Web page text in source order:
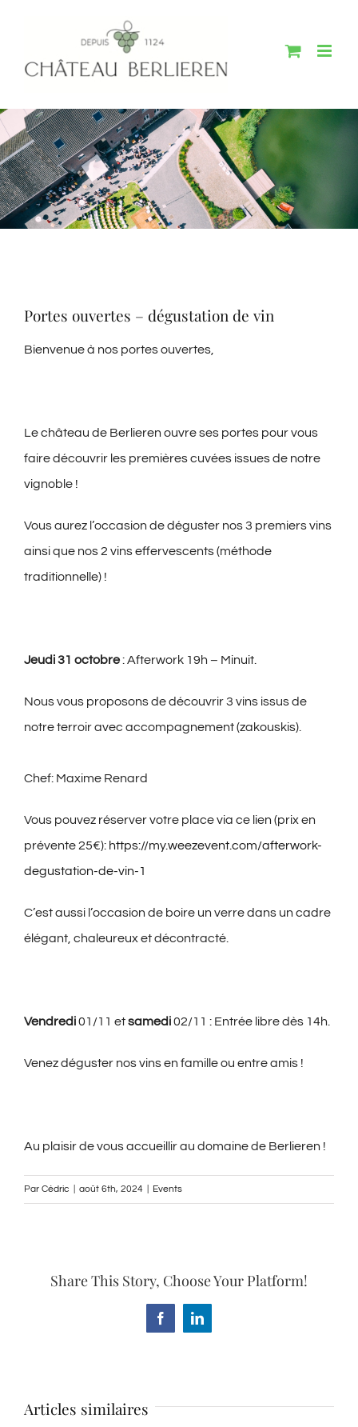
contenu
Portes ouvertes – dégustation de vin
Bienvenue à nos portes ouvertes,
Le château de Berlieren ouvre ses portes pour vous
faire découvrir les premières cuvées issues de notre
vignoble !
Vous aurez l’occasion de déguster nos 3 premiers vins
ainsi que nos 2 vins effervescents (méthode
traditionnelle) !
Jeudi 31 octobre: Afterwork 19h – Minuit.
Nous vous proposons de découvrir 3 vins issus de
notre terroir avec accompagnement (zakouskis).
Chef: Maxime Renard
Vous pouvez réserver votre place via ce lien (prix en
prévente 25€): https://my.weezevent.com/afterwork-
degustation-de-vin-1
C’est aussi l’occasion de boire un verre dans un cadre
élégant, chaleureux et décontracté.
Vendredi01/11 etsamedi02/11 : Entrée libre dès 14h.
Venez déguster nos vins en famille ou entre amis !
Au plaisir de vous accueillir au domaine de Berlieren !
Par Cédric août 6th, 2024 Events
Share This Story, Choose Your Platform!
FacebookLinkedIn
Articles similaires